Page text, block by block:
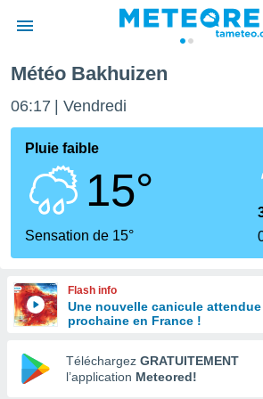
de
en
Météo Bakhuizen
06:17 Vendredi
Pluie faible
15°
Sensation de 15°
Flash info
Une nouvelle canicule
prochaine en France !
Téléchargez GRATUITEMENT
l’application Meteored!